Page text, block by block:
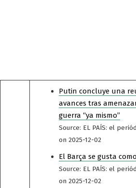
Putin concluye una
avances tras
guerra “ya mismo”
Source: EL PAÍS: el
on 2025-12-02
El Barça se gusta
Source: EL PAÍS: el
on 2025-12-02